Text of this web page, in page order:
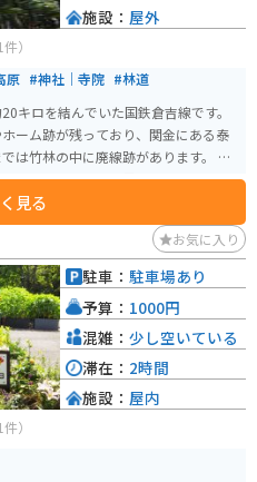
）
原 #神社｜寺院 #林道
キロを結んでいた国鉄倉吉線です。
ーム跡が残っており、関金にある泰
竹林の中に廃線跡があります。 晴
まるでジブリの世界に入ったかのよ
車やバイクで行くことは可能です
訪れる際は、旧国鉄倉吉線跡観光案
なります。
見る
施設： 屋外
お気に入り
）
駐車： 駐車場あり
予算： 1000円
混雑： 少し空いている
滞在： 2時間
施設： 屋内